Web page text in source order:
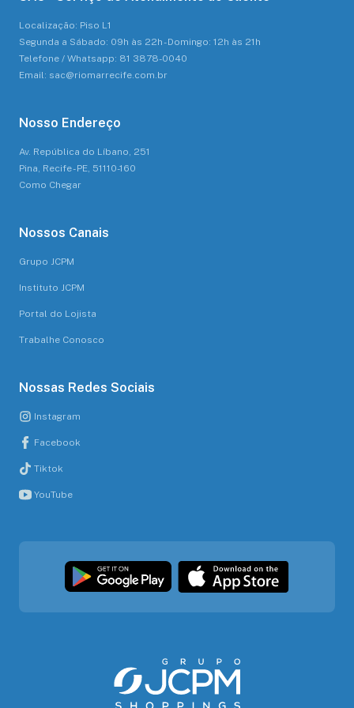
Localização: Piso L1
Segunda a Sábado: 09h às 22h - Domingo: 12h às 21h
Telefone / Whatsapp: 81 3878-0040
Email: sac@riomarrecife.com.br
Nosso Endereço
Av. República do Líbano, 251
Pina, Recife - PE, 51110-160
Como Chegar
Nossos Canais
Grupo JCPM
Instituto JCPM
Portal do Lojista
Trabalhe Conosco
Nossas Redes Sociais
Instagram
Facebook
Tiktok
YouTube